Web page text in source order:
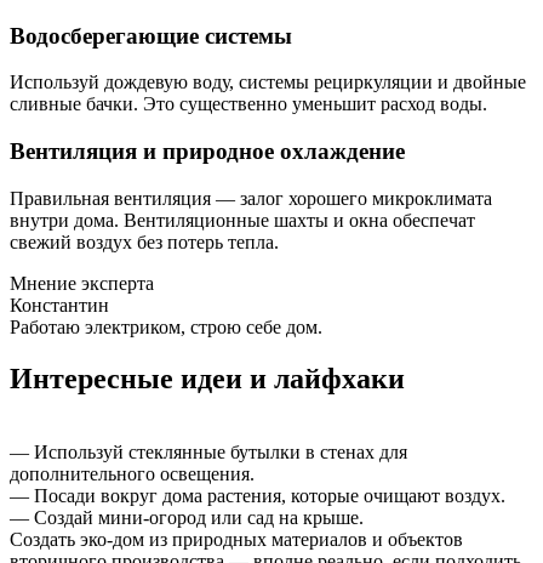
Водосберегающие системы
Используй дождевую воду, системы рециркуляции и двойные
сливные бачки. Это существенно уменьшит расход воды.
Вентиляция и природное охлаждение
Правильная вентиляция — залог хорошего микроклимата
внутри дома. Вентиляционные шахты и окна обеспечат
свежий воздух без потерь тепла.
Мнение эксперта
Константин
Работаю электриком, строю себе дом.
Интересные идеи и лайфхаки
— Используй стеклянные бутылки в стенах для
дополнительного освещения.
— Посади вокруг дома растения, которые очищают воздух.
— Создай мини-огород или сад на крыше.
Создать эко-дом из природных материалов и объектов